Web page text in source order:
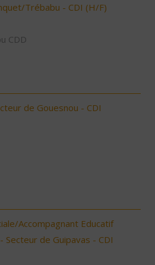
Trébabu - CDI (H/F)
CDD
de Gouesnou - CDI
Accompagnant Educatif
Secteur de Guipavas - CDI